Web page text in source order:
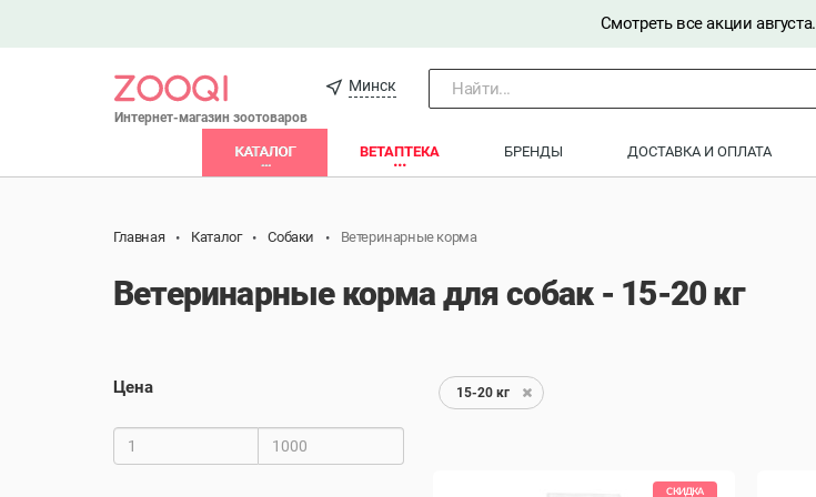
Смотреть все акции августа.
Интернет-магазин зоотоваров
Минск Найти...
КАТАЛОГ ВЕТАПТЕКА БРЕНДЫ ДОСТАВКА И ОПЛАТА
Главная Каталог Собаки Ветеринарные корма
Ветеринарные корма для собак - 15-20 кг
Цена 15-20 кг
СКИДКА